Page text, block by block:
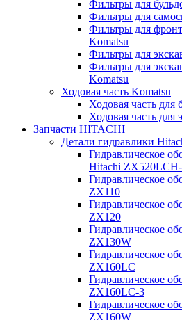
Фильтры для
Фильтры для
Фильтры для
Komatsu
Фильтры для
Фильтры для
Komatsu
Ходовая часть Komatsu
Ходовая часть для
Ходовая часть для
Запчасти HITACHI
Детали гидравлики
Гидравлическое
Hitachi
Гидравлическое
ZX110
Гидравлическое
ZX120
Гидравлическое
ZX130W
Гидравлическое
ZX160LC
Гидравлическое
ZX160LC-3
Гидравлическое
ZX160W